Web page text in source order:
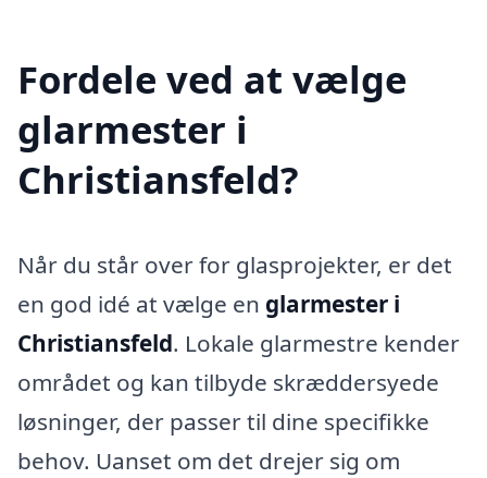
Fordele ved at vælge
glarmester i
Christiansfeld?
Når du står over for glasprojekter, er det
en god idé at vælge en glarmester i
Christiansfeld. Lokale glarmestre kender
området og kan tilbyde skræddersyede
løsninger, der passer til dine specifikke
behov. Uanset om det drejer sig om